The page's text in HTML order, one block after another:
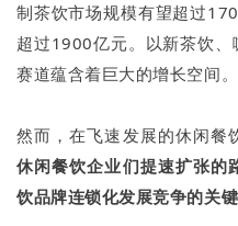
制茶饮市场规模有望超过
超过1900亿元。以新茶饮
赛道蕴含着巨大的增长空间。
然而，在飞速发展的休闲餐
休闲餐饮企业们提速扩张的
饮品牌连锁化发展竞争的关键